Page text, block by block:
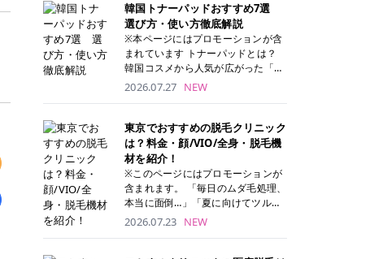
韓国トナーパッドおすすめ7選
選び方・使い方徹底解説
※本ページにはプロモーションが含
まれています トナーパッドとは？
韓国コスメから人気が広がった「ト
ナーパッド」は、化粧水や美容液を
トナーパッドは洗顔後に肌をやさし
く拭き取ることで、古い角質や余分
な皮脂汚れをオフしながら、うるお
いを与えられるのが特徴✨ さらに、
気になる部分には数分のせて部分用
パックとしても使用できるため、1
両方を叶えられます。 韓国コスメブ
ランドを中心に人気を集めていまし
2026.07.27 NEW
東京でおすすめの脱毛クリニック
は？料金・顔/VIO/全身・脱毛機
材を紹介！
※このページにはプロモーションが
含まれます。 「毎日のムダ毛処理、
本当に面倒…」「夏に向けてツルツ
ル肌になりたい！」 そう思って東京
2026.07.23 NEW